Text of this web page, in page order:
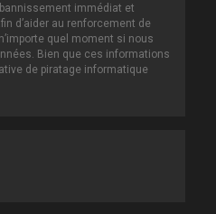
immédiat et
d’aider au renforcement de
quel moment si nous
Bien que ces informations
de piratage informatique